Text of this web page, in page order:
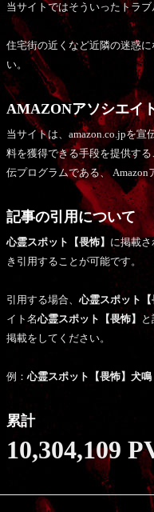
当サイトではそういったトラ
住宅街の近くなど近隣の迷惑
い。
AMAZONアソシエイ
当サイトは、amazon.co.jpを
料を獲得できる手段を提供す
伝プログラムである、
記事の引用について
心霊スポット【畏怖】 に掲載さ
き引用することが可能です。
引用する場合、心霊スポット【
イト名心霊スポット【畏怖】
掲載をしてください。
例：心霊スポット【畏怖】犬
累計
10,304,109